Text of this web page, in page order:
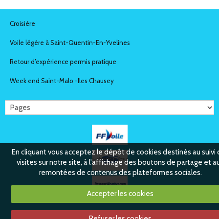
Croisière
Voile légère à Saint-Quentin-En-Yvelines
Retour d’expérience permis pratique
Week end Saint-Malo -Iles Chausey
Pour adhésion au club et informations: atscaf.voile.paris@gmail
En cliquant vous acceptez le dépôt de cookies destinés au suivi
visites sur notre site, à l'affichage des boutons de partage et
remontées de contenus des plateformes sociales.
Accepter les cookies